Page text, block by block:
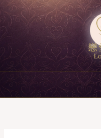
跳
至
主
要
內